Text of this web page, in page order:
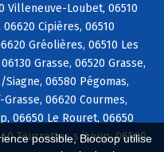
possible, Biocoop utilise
Villeneuve-Loubet, 06510
Cipières, 06510
Gréolières, 06510 Les
Grasse, 06520 Grasse,
06580 Pégomas,
06620 Courmes,
06650 Le Rouret, 06650
Tourrettes s/Loup, 06560